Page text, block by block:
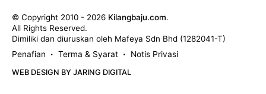
© Copyright 2010 - 2026 Kilangbaju.com.
All Rights Reserved.
Dimiliki dan diuruskan oleh Mafeya Sdn Bhd (1282041-T)
Penafian
• Terma & Syarat • Notis Privasi
WEB DESIGN BY JARING DIGITAL